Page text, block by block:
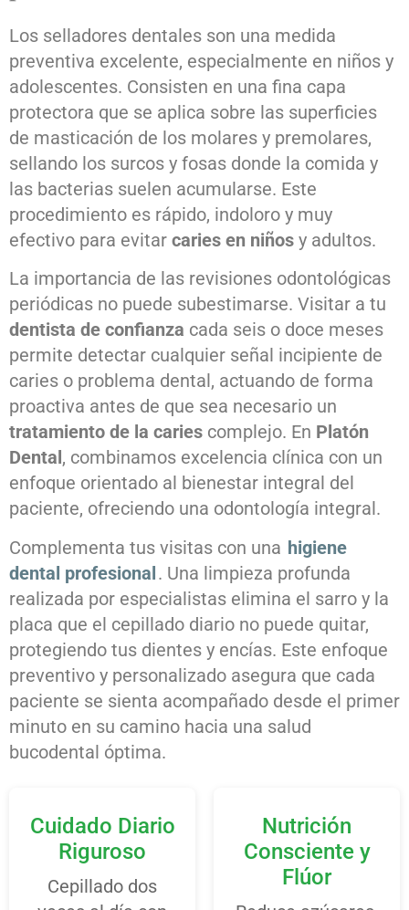
Los selladores dentales son una medida
preventiva excelente, especialmente en niños y
adolescentes. Consisten en una fina capa
protectora que se aplica sobre las superficies
de masticación de los molares y premolares,
sellando los surcos y fosas donde la comida y
las bacterias suelen acumularse. Este
procedimiento es rápido, indoloro y muy
efectivo para evitar caries en niños y adultos.
La importancia de las revisiones odontológicas
periódicas no puede subestimarse. Visitar a tu
dentista de confianza cada seis o doce meses
permite detectar cualquier señal incipiente de
caries o problema dental, actuando de forma
proactiva antes de que sea necesario un
tratamiento de la caries complejo. En Platón
Dental , combinamos excelencia clínica con un
enfoque orientado al bienestar integral del
paciente, ofreciendo una odontología integral.
Complementa tus visitas con una higiene
dental profesional. Una limpieza profunda
realizada por especialistas elimina el sarro y la
placa que el cepillado diario no puede quitar,
protegiendo tus dientes y encías. Este enfoque
preventivo y personalizado asegura que cada
paciente se sienta acompañado desde el primer
minuto en su camino hacia una salud
bucodental óptima.
Cuidado Diario
Riguroso
Cepillado dos
Nutrición
Consciente y
Flúor